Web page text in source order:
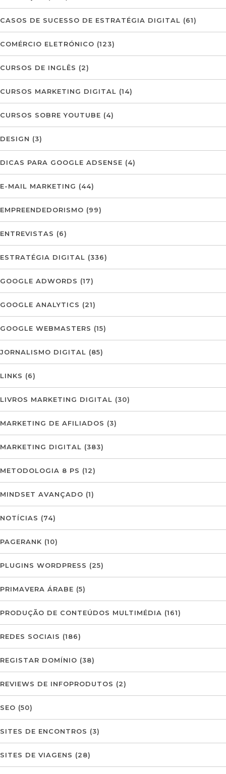
CASOS DE SUCESSO DE ESTRATÉGIA DIGITAL (61)
COMÉRCIO ELETRÓNICO (123)
CURSOS DE INGLÊS (2)
CURSOS MARKETING DIGITAL (14)
CURSOS SOBRE YOUTUBE (4)
DESIGN (3)
DICAS PARA GOOGLE ADSENSE (4)
E-MAIL MARKETING (44)
EMPREENDEDORISMO (99)
ENTREVISTAS (6)
ESTRATÉGIA DIGITAL (336)
GOOGLE ADWORDS (17)
GOOGLE ANALYTICS (21)
GOOGLE WEBMASTERS (15)
JORNALISMO DIGITAL (85)
LINKS (6)
LIVROS MARKETING DIGITAL (30)
MARKETING DE AFILIADOS (3)
MARKETING DIGITAL (383)
METODOLOGIA 8 PS (12)
MINDSET AVANÇADO (1)
NOTÍCIAS (74)
PAGERANK (10)
PLUGINS WORDPRESS (25)
PRIMAVERA ÁRABE (5)
PRODUÇÃO DE CONTEÚDOS MULTIMÉDIA (161)
REDES SOCIAIS (186)
REGISTAR DOMÍNIO (38)
REVIEWS DE INFOPRODUTOS (2)
SEO (50)
SITES DE ENCONTROS (3)
SITES DE VIAGENS (28)